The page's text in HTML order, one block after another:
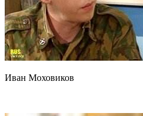
Иван Моховиков